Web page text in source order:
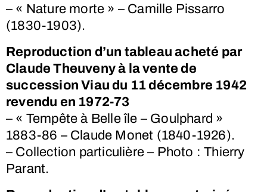
– « Nature morte » – Camille Pissarro
(1830-1903).
Reproduction d’un tableau acheté par
Claude Theuveny à la vente de
succession Viau du 11 décembre 1942
revendu en 1972-73
– « Tempête à Belle île – Goulphard »
1883-86 – Claude Monet (1840-1926).
– Collection particulière – Photo : Thierry
Parant.